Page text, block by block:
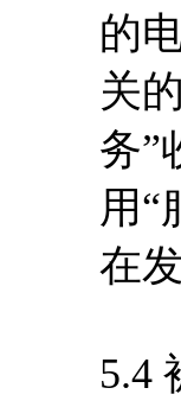
的
关
务”
用“
在
5.4